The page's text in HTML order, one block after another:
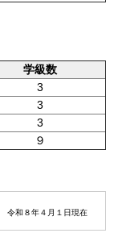
学級数
3
3
3
９
令和８年４月１日現在